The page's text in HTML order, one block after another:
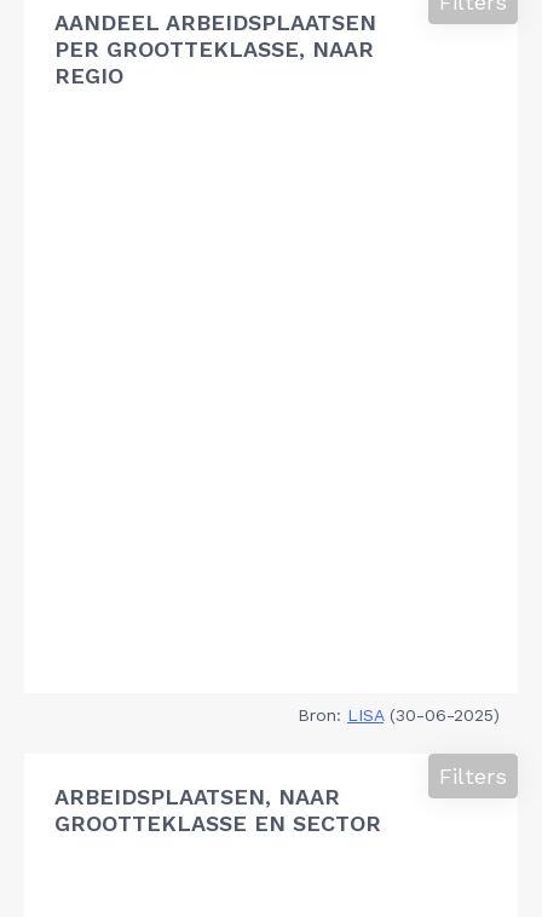
AANDEEL ARBEIDSPLAATSEN
PER GROOTTEKLASSE, NAAR
REGIO
Bron: LISA(30-06-2025)
ARBEIDSPLAATSEN, NAAR
GROOTTEKLASSE EN SECTOR
Filters